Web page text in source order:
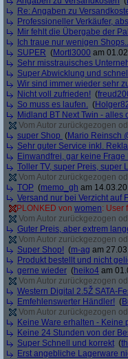
Re: Angaben zu
Professioneller Verkäufer,
Mir fehlt die Übergabe der
Ich traue nur wenigen
SUPER (Mortl3000 am
Sehr misstrauisches
Super Abwicklung und
Wir sind immer wieder sehr
Nicht voll zufrieden! (
So muss es laufen. (
Midland BT Next Twin - alles
Vom Autor zurückgezogen
super Shop (Mario Reinsch
Sehr guter Service inkl.
Einwandfrei, gar keine
Toller TV, super Preis, super
Vom Autor zurückgezogen
TOP (memo_gh am
Versand nur bei Verzicht auf
PLONKED von women: User
Vom Autor zurückgezogen
Guter Preis, aber extrem
Vom Autor zurückgezogen
Super Shop! (m-ag am
Produkt bestellt und nicht
gerne wieder (heiko4 am
Vom Autor zurückgezogen
Western Digital 2.5Ž SATA-
Emfehlenswerter Händler! (
Vom Autor zurückgezogen
Keine Ware erhalten - Keine
Keine 24 Stunden von der
Super Schnell und korrekt (
Erst angebliche Lagerware